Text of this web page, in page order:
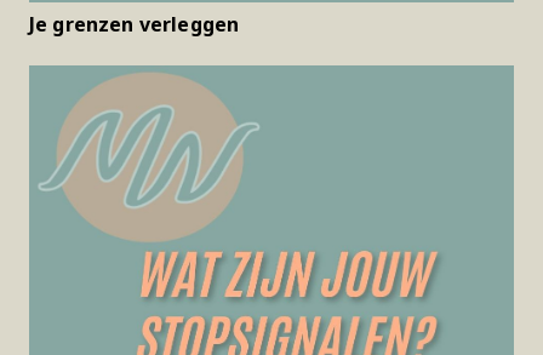
Je grenzen verleggen